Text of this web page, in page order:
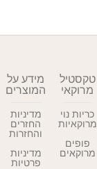
טקסטיל
מרוקאי
כריות נוי
מרוקאיות
פופים
מרוקאים
מידע על
המוצרים
מדיניות
החזרים
והחזרות
מדיניות
פרטיות